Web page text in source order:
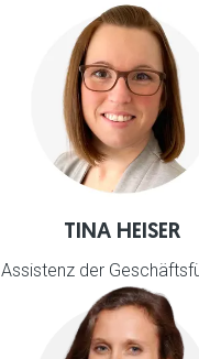
TINA HEISER
Assistenz der